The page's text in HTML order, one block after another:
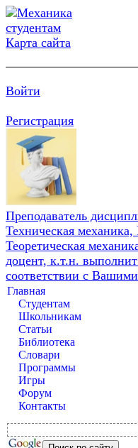
Карта сайта
Войти
Регистрация
Преподаватель
Техническая
Теоретическая
доцент, к.т.н.
соответствии с
Главная
Студентам
Школьникам
Статьи
Библиотека
Словари
Программы
Игры
Форум
Контакты